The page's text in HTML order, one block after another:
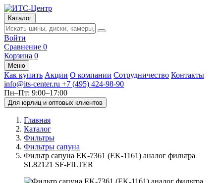
Каталог
Войти
Сравнение 0
Корзина 0
Меню
Как купить Акции О компании Сотрудничество Контакты
info@its-center.ru +7 (495) 424-98-90
Пн–Пт: 9:00–17:00
Для юрлиц и оптовых клиентов
Главная
Каталог
Фильтры
Фильтры сапуна
Фильтр сапуна EK-7361 (EK-1161) аналог фильтра
SL82121 SF-FILTER